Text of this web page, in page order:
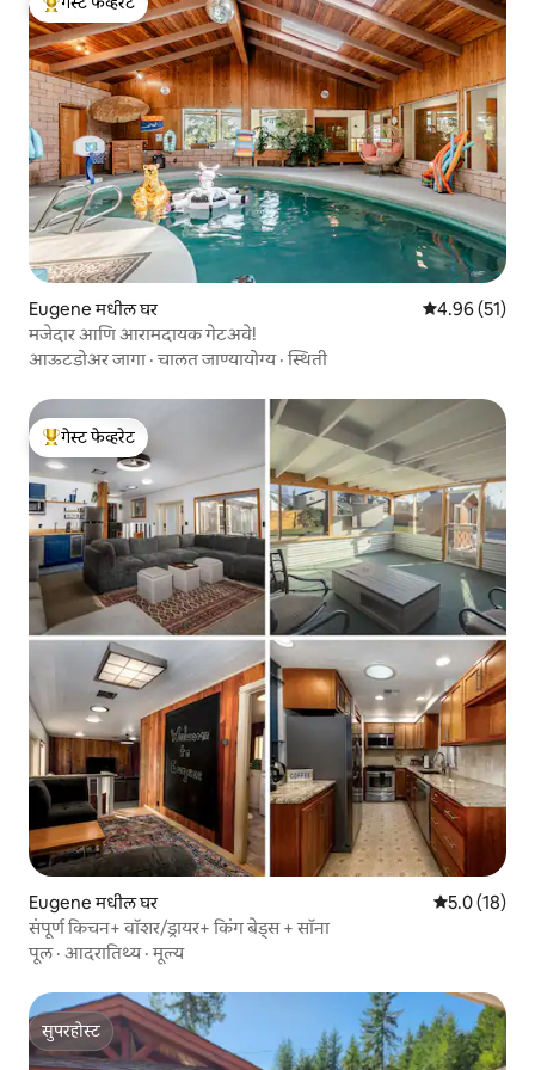
टॉप गेस्ट फेव्हरेट
Eugene मधील घर 5 पैकी 4.96
4.96 (51)
मजेदार आणि आरामदायक गेटअवे!
आऊटडोअर जागा ·चालत जाण्यायोग्य·स्थिती
टॉप गेस्ट फेव्हरेट
गेस्ट फेव्हरेट
Eugene मधील घर 5 पैकी 5.0
5.0 (18)
संपूर्ण किचन+ वॉशर/ड्रायर+ किंग बेड्स + सॉना
पूल· आदरातिथ्य·मूल्य
सुपरहोस्ट
सुपरहोस्ट